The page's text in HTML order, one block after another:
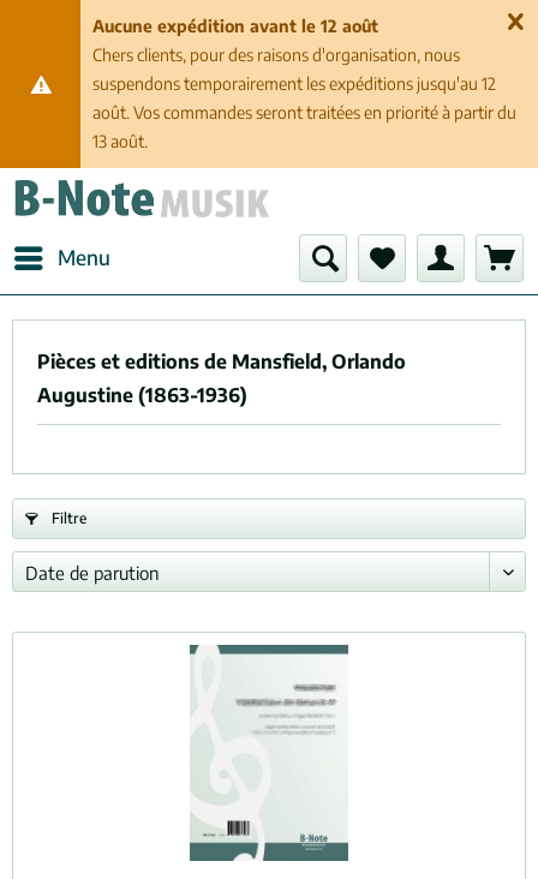
Aucune expédition avant le 12 août
Chers clients, pour des raisons d'organisation, nous
suspendons temporairement les expéditions jusqu'au 12
août. Vos commandes seront traitées en priorité à partir du
13 août.
Menu
Pièces et editions de Mansfield, Orlando
Augustine (1863-1936)
Filtre